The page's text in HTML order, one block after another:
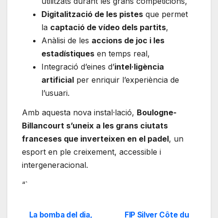
Digitalització de les pistes que permet
la captació de vídeo dels partits,
Anàlisi de les accions de joc i les
estadístiques en temps real,
Integració d’eines d’intel·ligència
artificial per enriquir l’experiència de
l’usuari.
Amb aquesta nova instal·lació, Boulogne-
Billancourt s’uneix a les grans ciutats
franceses que inverteixen en el padel, un
esport en ple creixement, accessible i
intergeneracional.
“`
FIP Silver Côte du
La bomba del dia,